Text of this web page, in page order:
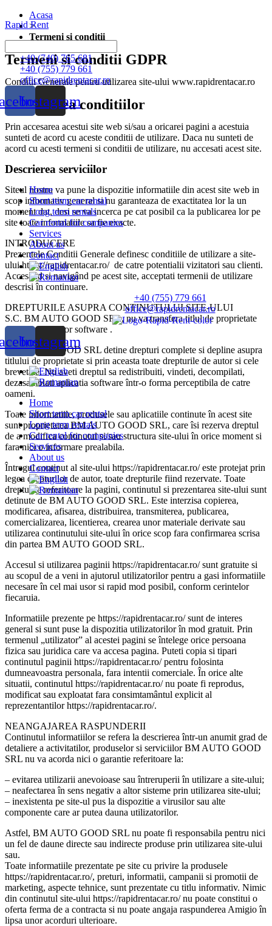
Rapid Rent
+40 (740) 765 681
+40 (755) 779 661
office@rapidrentacar.ro
Instagram
Home
Short term car rental
Long term rentals
Car rental for companies
Services
About us
Contact
+40 (755) 779 661
office@rapidrentacar.ro
Instagram
Home
Short term car rental
Long term rentals
Car rental for companies
Services
About us
Contact
Acasa
>
Termeni si conditii
Termeni si conditii GDPR
Conditii Generale pentru utilizarea site-ului www.rapidrentacar.ro
Acceptarea conditiilor
Prin accesarea acestui site web si/sau a oricarei pagini a acestuia
sunteti de acord cu aceste conditii de utilizare. Daca nu sunteti de
acord cu acesti termeni si conditii de utilizare, nu accesati acest site.
Descrierea serviciilor
Siteul nostru va pune la dispozitie informatiile din acest site web in
scop informativ general si nu garanteaza de exactitatea lor la un
moment dat, desi se va incerca pe cat posibil ca la publicarea lor pe
site toate informatiile sa fie exacte.
INTRODUCERE
Prezentele Conditii Generale definesc conditiile de utilizare a site-
ului https://rapidrentacar.ro/ de catre potentialii vizitatori sau clienti.
Accesând si navigând pe acest site, acceptati termenii de utilizare
descrisi în continuare.
DREPTURILE ASUPRA CONTINUTULUI SITE-ULUI
S.C. BM AUTO GOOD SRL, nu va transfera titlul de proprietate
asupra aplicatiilor software .
BM AUTO GOOD SRL detine drepturi complete si depline asupra
titlului de proprietate si prin aceasta toate drepturile de autor si cele
brevetate. Nu aveti dreptul sa redistribuiti, vindeti, decompilati,
dezasamblati aplicatia software într-o forma perceptibila de catre
oameni.
Toate informatiile, produsele sau aplicatiile continute în acest site
sunt proprietatea BM AUTO GOOD SRL, care îsi rezerva dreptul
de a modifica continutul si/sau structura site-ului în orice moment si
fara nici o informare prealabila.
Întregul continut al site-ului https://rapidrentacar.ro/ este protejat prin
legea drepturilor de autor, toate drepturile fiind rezervate. Toate
drepturile referitoare la pagini, continutul si prezentarea site-ului sunt
detinute de BM AUTO GOOD SRL. Este interzisa copierea,
modificarea, afisarea, distribuirea, transmiterea, publicarea,
comercializarea, licentierea, crearea unor materiale derivate sau
utilizarea continutului site-ului în orice scop fara confirmarea scrisa
din partea BM AUTO GOOD SRL.
Accesul si utilizarea paginii https://rapidrentacar.ro/ sunt gratuite si
au scopul de a veni in ajutorul utilizatorilor pentru a gasi informatiile
necesare în cel mai usor si rapid mod posibil, conform cerintelor
fiecaruia.
Informatiile prezente pe https://rapidrentacar.ro/ sunt de interes
general si sunt puse la dispozitia utilizatorilor în mod gratuit. Prin
termenul „utilizator” al acestei pagini se întelege orice persoana
fizica sau juridica care va accesa pagina. Puteti copia si tipari
continutul paginii https://rapidrentacar.ro/ pentru folosinta
dumneavoastra personala, fara intentii comerciale. În orice alte
situatii, continutul https://rapidrentacar.ro/ nu poate fi reprodus,
modificat sau exploatat fara consimtamântul explicit al
reprezentantilor https://rapidrentacar.ro/.
NEANGAJAREA RASPUNDERII
Continutul informatiilor se refera la descrierea într-un anumit grad de
detaliere a activitatilor, produselor si serviciilor BM AUTO GOOD
SRL nu va acorda nici o garantie referitoare la:
– evitarea utilizarii anevoioase sau întreruperii în utilizare a site-ului;
– neafectarea în sens negativ a altor sisteme prin utilizarea site-ului;
– inexistenta pe site-ul pus la dispozitie a virusilor sau alte
componente care ar putea dauna utilizatorilor.
Astfel, BM AUTO GOOD SRL nu poate fi responsabila pentru nici
un fel de daune directe sau indirecte produse prin utilizarea site-ului
sau.
Toate informatiile prezentate pe site cu privire la produsele
https://rapidrentacar.ro/, preturi, informatii, campanii si promotii de
marketing, aspecte tehnice, sunt prezentate cu titlu informativ. Nimic
din continutul site-ului https://rapidrentacar.ro/ nu poate constitui o
oferta ferma de a contracta si nu poate angaja raspunderea Amigio în
lipsa unor acorduri ulterioare.